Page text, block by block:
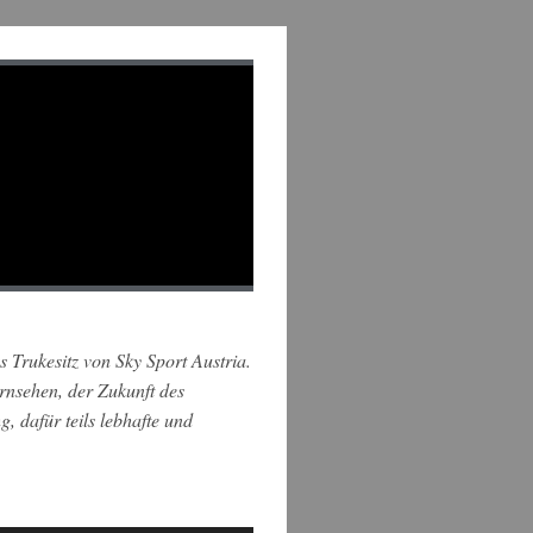
von Sky Sport Austria.
der Zukunft des
dafür teils lebhafte und